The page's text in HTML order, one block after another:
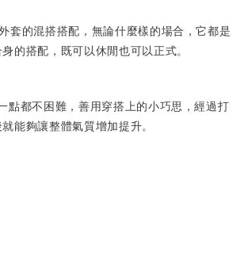
套的混搭搭配，無論什麼樣的場合，它都是
的搭配，既可以休閒也可以正式。
點都不困難，善用穿搭上的小巧思，經過打
能夠讓整體氣質增加提升。